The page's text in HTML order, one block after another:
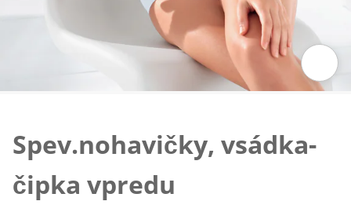
Spev.nohavičky, vsádka-
čipka vpredu